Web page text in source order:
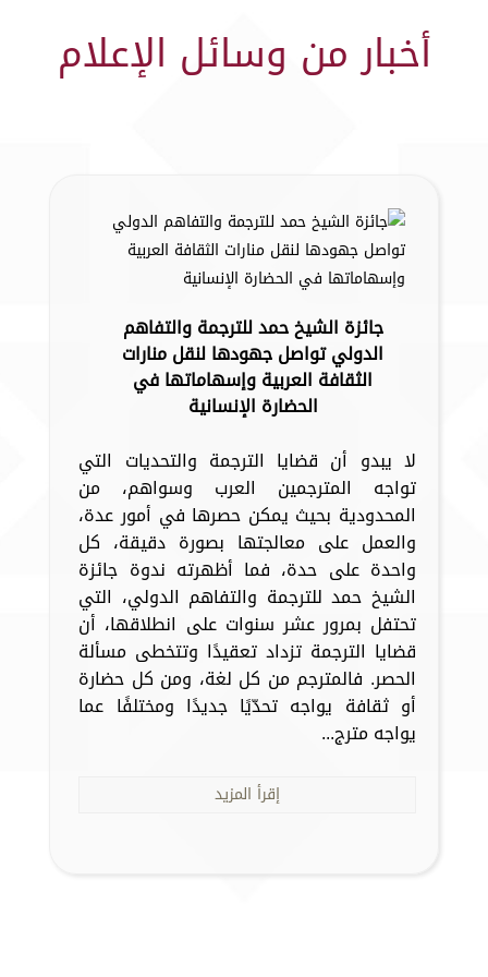
أخبار من وسائل الإعلام
جائزة الشيخ حمد للترجمة والتفاهم
الدولي تواصل جهودها لنقل منارات
الثقافة العربية وإسهاماتها في
الحضارة الإنسانية
لا يبدو أن قضايا الترجمة والتحديات التي
تواجه المترجمين العرب وسواهم، من
المحدودية بحيث يمكن حصرها في أمور عدة،
والعمل على معالجتها بصورة دقيقة، كل
واحدة على حدة، فما أظهرته ندوة جائزة
الشيخ حمد للترجمة والتفاهم الدولي، التي
تحتفل بمرور عشر سنوات على انطلاقها، أن
قضايا الترجمة تزداد تعقيدًا وتتخطى مسألة
الحصر. فالمترجم من كل لغة، ومن كل حضارة
أو ثقافة يواجه تحدّيًا جديدًا ومختلفًا عما
يواجه مترج...
إقرأ المزيد